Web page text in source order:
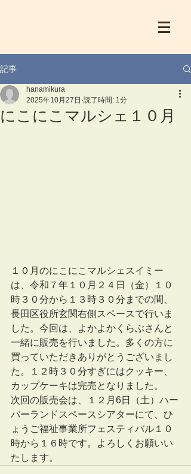
記事
にこにこマルシェ１０月
hanamikura
2025年10月27日 読了時間: 1分
１０月のにこにこマルシェスイミー
は、令和７年１０月２４日（金）１０
時３０分から１３時３０分までの間、
長田区役所玄関右側スペースで行いま
した。今回は、よかよかくらぶさんと
一緒に販売を行いました。多くの方に
買っていただきありがとうございまし
た。１２時３０分すぎにはクッキー、
カップケーキは完売となりました。
次回の販売会は、１２月6日（土）ハー
バーランドスペースシアターにて、ひ
ょうご福祉事業所フェスティバル１０
時から１６時です。よろしくお願いい
たします。